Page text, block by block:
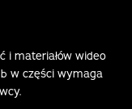
i materiałów wideo
w części wymaga